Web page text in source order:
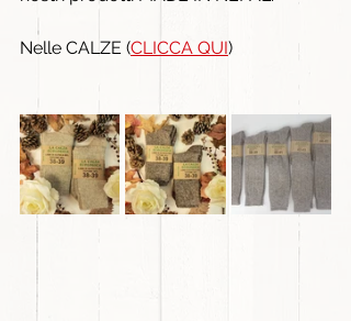
Nelle CALZE (CLICCA QUI)